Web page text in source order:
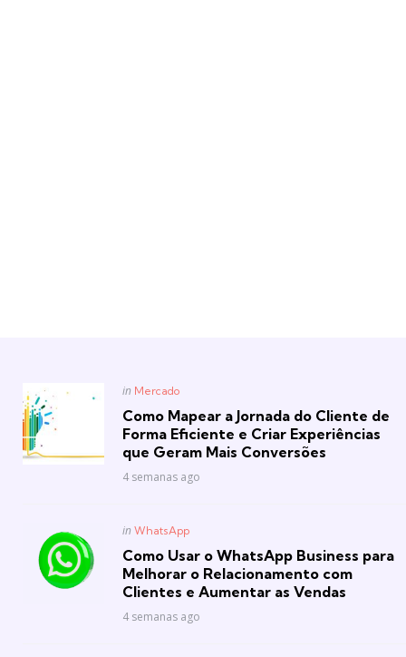
Posted
in Mercado
Como Mapear a Jornada do Cliente de
Forma Eficiente e Criar Experiências
que Geram Mais Conversões
4 semanas ago
Posted
in WhatsApp
Como Usar o WhatsApp Business para
Melhorar o Relacionamento com
Clientes e Aumentar as Vendas
4 semanas ago